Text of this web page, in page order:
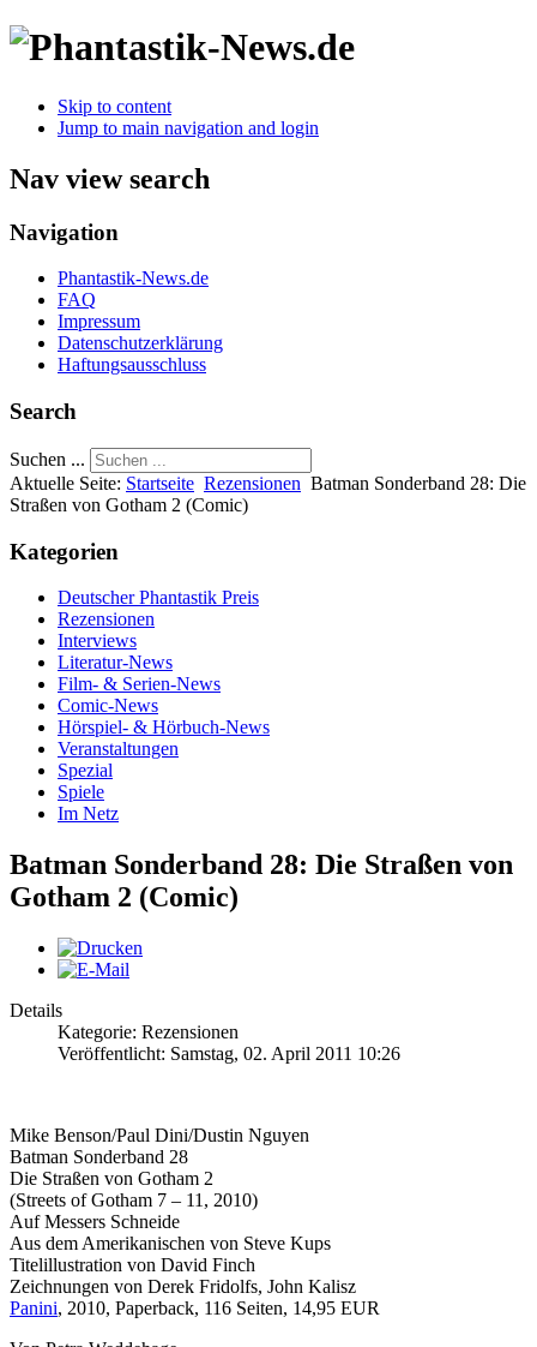
Skip to content
Jump to main navigation and login
Nav view search
Navigation
Phantastik-News.de
FAQ
Impressum
Datenschutzerklärung
Haftungsausschluss
Search
Suchen ...
Aktuelle Seite: Startseite Rezensionen Batman Sonderband 28: Die
Straßen von Gotham 2 (Comic)
Kategorien
Deutscher Phantastik Preis
Rezensionen
Interviews
Literatur-News
Film- & Serien-News
Comic-News
Hörspiel- & Hörbuch-News
Veranstaltungen
Spezial
Spiele
Im Netz
Batman Sonderband 28: Die Straßen von
Gotham 2 (Comic)
Details
Kategorie: Rezensionen
Veröffentlicht: Samstag, 02. April 2011 10:26
Mike Benson/Paul Dini/Dustin Nguyen
Batman Sonderband 28
Die Straßen von Gotham 2
(Streets of Gotham 7 – 11, 2010)
Auf Messers Schneide
Aus dem Amerikanischen von Steve Kups
Titelillustration von David Finch
Zeichnungen von Derek Fridolfs, John Kalisz
Panini, 2010, Paperback, 116 Seiten, 14,95 EUR